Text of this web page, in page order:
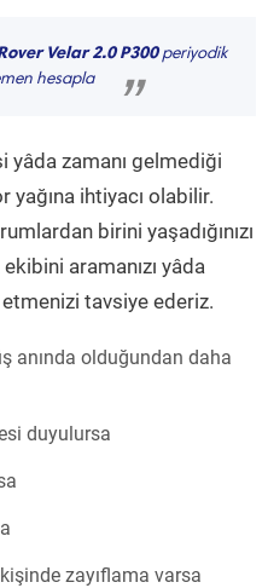
Velar 2.0 P300periyodik
hesapla
”
yâda zamanı gelmediği
yağına ihtiyacı olabilir.
birini yaşadığınızı
aramanızı yâda
tavsiye ederiz.
anında olduğundan daha
duyulursa
zayıflama varsa